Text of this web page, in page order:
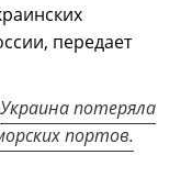
передает
Украина потеряла
портов.